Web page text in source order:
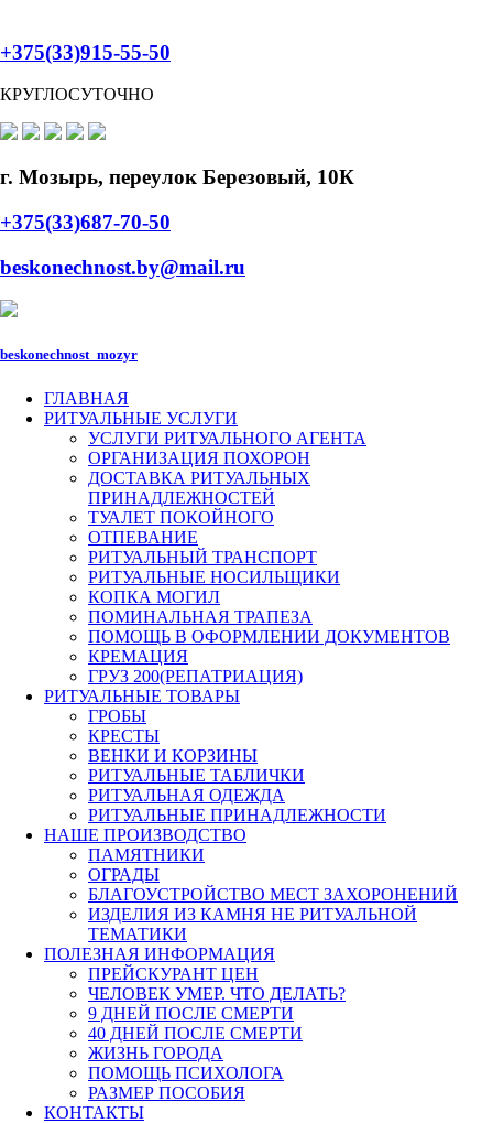
+375(33)915-55-50
КРУГЛОСУТОЧНО
г. Мозырь, переулок Березовый, 10К
+375(33)687-70-50
beskonechnost.by@mail.ru
beskonechnost_mozyr
ГЛАВНАЯ
РИТУАЛЬНЫЕ УСЛУГИ
УСЛУГИ РИТУАЛЬНОГО АГЕНТА
ОРГАНИЗАЦИЯ ПОХОРОН
ДОСТАВКА РИТУАЛЬНЫХ
ПРИНАДЛЕЖНОСТЕЙ
ТУАЛЕТ ПОКОЙНОГО
ОТПЕВАНИЕ
РИТУАЛЬНЫЙ ТРАНСПОРТ
РИТУАЛЬНЫЕ НОСИЛЬЩИКИ
КОПКА МОГИЛ
ПОМИНАЛЬНАЯ ТРАПЕЗА
ПОМОЩЬ В ОФОРМЛЕНИИ ДОКУМЕНТОВ
КРЕМАЦИЯ
ГРУЗ 200(РЕПАТРИАЦИЯ)
РИТУАЛЬНЫЕ ТОВАРЫ
ГРОБЫ
КРЕСТЫ
ВЕНКИ И КОРЗИНЫ
РИТУАЛЬНЫЕ ТАБЛИЧКИ
РИТУАЛЬНАЯ ОДЕЖДА
РИТУАЛЬНЫЕ ПРИНАДЛЕЖНОСТИ
НАШЕ ПРОИЗВОДСТВО
ПАМЯТНИКИ
ОГРАДЫ
БЛАГОУСТРОЙСТВО МЕСТ ЗАХОРОНЕНИЙ
ИЗДЕЛИЯ ИЗ КАМНЯ НЕ РИТУАЛЬНОЙ
ТЕМАТИКИ
ПОЛЕЗНАЯ ИНФОРМАЦИЯ
ПРЕЙСКУРАНТ ЦЕН
ЧЕЛОВЕК УМЕР. ЧТО ДЕЛАТЬ?
9 ДНЕЙ ПОСЛЕ СМЕРТИ
40 ДНЕЙ ПОСЛЕ СМЕРТИ
ЖИЗНЬ ГОРОДА
ПОМОЩЬ ПСИХОЛОГА
РАЗМЕР ПОСОБИЯ
КОНТАКТЫ